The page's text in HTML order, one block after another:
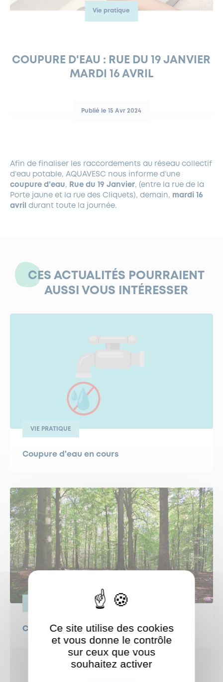
EAU POTABLE ET ASSAINISSEMENT
DÉCLARATION DE CATASTROPHE NATURELLE
LOCATION DE SALLES
INFORMATIONS PRATIQUES
FERMETURES EXCEPTIONNELLES
PANNEAUX D’AFFICHAGE LIBRE
DÉVELOPPEMENT DURABLE
DEMANDE D’ABATTAGE
GESTION DU PATRIMOINE ARBORÉ
Vie pratique
COUPURE D'EAU : RUE DU 19 JANVIER
MARDI 16 AVRIL
Publié le 15 Avr 2024
Afin de finaliser les raccordements au réseau collectif
d’eau potable, AQUAVESC nous informe d’une
coupure d’eau, Rue du 19 Janvier, (entre la rue de la
Porte jaune et la rue des Cliquets), demain, mardi 16
avril durant toute la journée.
CES ACTUALITÉS POURRAIENT
AUSSI VOUS INTÉRESSER
VIE PRATIQUE
Coupure d'eau en cours
Canicule : protégeons nos forêts !
ShareThis est désactivé.
Ce site utilise des cookies
et vous donne le contrôle
sur ceux que vous
souhaitez activer